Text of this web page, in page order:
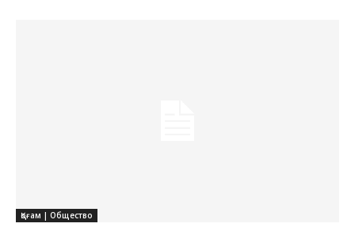
Қоғам | Общество